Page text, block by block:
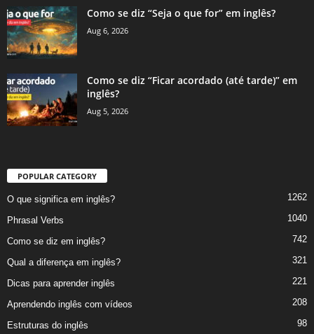
Como se diz “Seja o que for” em inglês?
Aug 6, 2026
Como se diz “Ficar acordado (até tarde)” em
inglês?
Aug 5, 2026
POPULAR CATEGORY
O que significa em inglês? 1262
Phrasal Verbs 1040
Como se diz em inglês? 742
Qual a diferença em inglês? 321
Dicas para aprender inglês 221
Aprendendo inglês com vídeos 208
Estruturas do inglês 98